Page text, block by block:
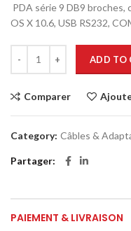
PDA série 9 DB9 broches,
OS X 10.6, USB RS232,
ADD TO
Comparer
Category: Câbles &
Partager
PAIEMENT & LIVRAISON